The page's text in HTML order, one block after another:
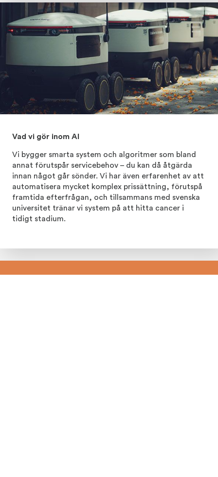
Vad vi gör inom AI
Vi bygger smarta system och algoritmer som bland
annat förutspår servicebehov – du kan då åtgärda
innan något går sönder. Vi har även erfarenhet av att
automatisera mycket komplex prissättning, förutspå
framtida efterfrågan, och tillsammans med svenska
universitet tränar vi system på att hitta cancer i
tidigt stadium.